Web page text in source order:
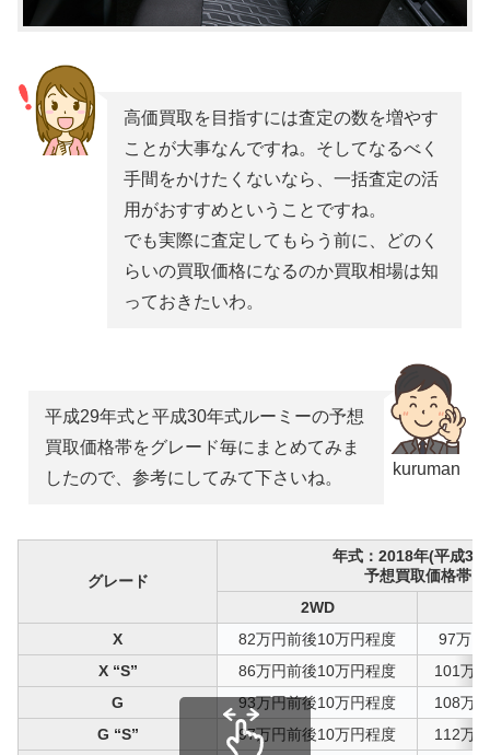
高価買取を目指すには査定の数を増やす
ことが大事なんですね。そしてなるべく
手間をかけたくないなら、一括査定の活
用がおすすめということですね。
でも実際に査定してもらう前に、どのく
らいの買取価格になるのか買取相場は知
っておきたいわ。
kuruman
平成29年式と平成30年式ルーミーの予想
買取価格帯をグレード毎にまとめてみま
したので、参考にしてみて下さいね。
グレード
年式：2018年(平成30
予想買取価格帯
2WD
X
82万円前後10万円程度
97万
X “S”
86万円前後10万円程度
101万
G
93万円前後10万円程度
108万
G “S”
97万円前後10万円程度
112万